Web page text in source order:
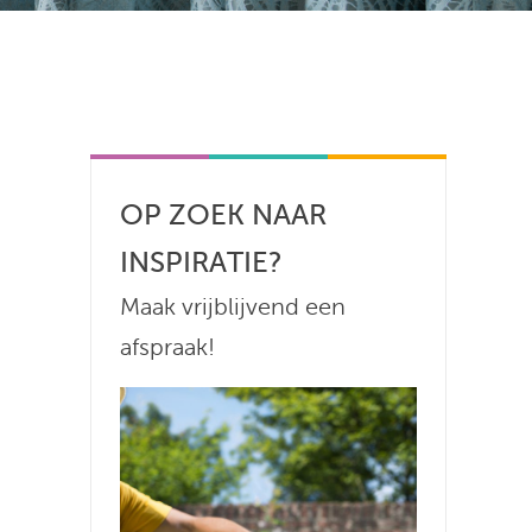
OP ZOEK NAAR
INSPIRATIE?
Maak vrijblijvend een
afspraak!